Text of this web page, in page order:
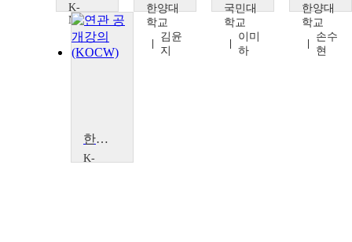
K-
MOOC
인하
대학
교 K
양민
아
한양대
학교
김윤
지
국민대
학교
이미
하
한양대
학교
손수
현
한국춤을 통한 한국문화 읽기Ⅰ(기원부터 K-POP까지)
K-